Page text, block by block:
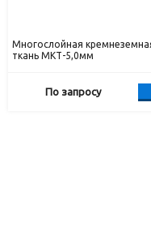
Многослойная
ткань МКТ-5,0мм
По запросу